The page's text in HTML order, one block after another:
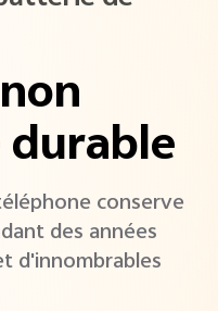
conserve
des années
d'innombrables